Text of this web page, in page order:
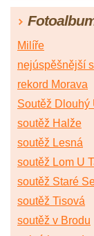
Milíře
nejúspěšnější
rekord Morava
Soutěž Dlouhý
soutěž Halže
soutěž Lesná
soutěž Lom U
soutěž Staré
soutěž Tisová
soutěž v Brodu